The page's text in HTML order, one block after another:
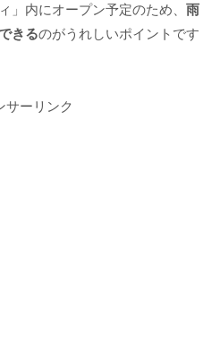
」内にオープン予定のため、 雨
きるのがうれしいポイントです
サーリンク